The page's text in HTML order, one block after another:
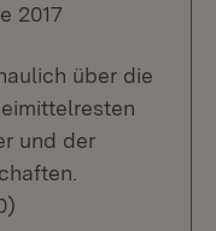
2017
über die
und der